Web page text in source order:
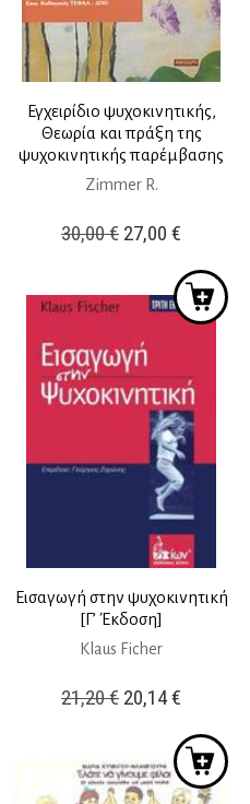
Εγχειρίδιο ψυχοκινητικής,
Θεωρία και πράξη της
ψυχοκινητικής παρέμβασης
Zimmer R.
30,00€ Original
was:
30,00 €.
27,00€
τιμή
είναι:
Εισαγωγή στην ψυχοκινητική
[Γ’ Έκδοση]
Klaus Ficher
21,20€ Original
was:
21,20 €.
20,14€
τιμή
είναι: